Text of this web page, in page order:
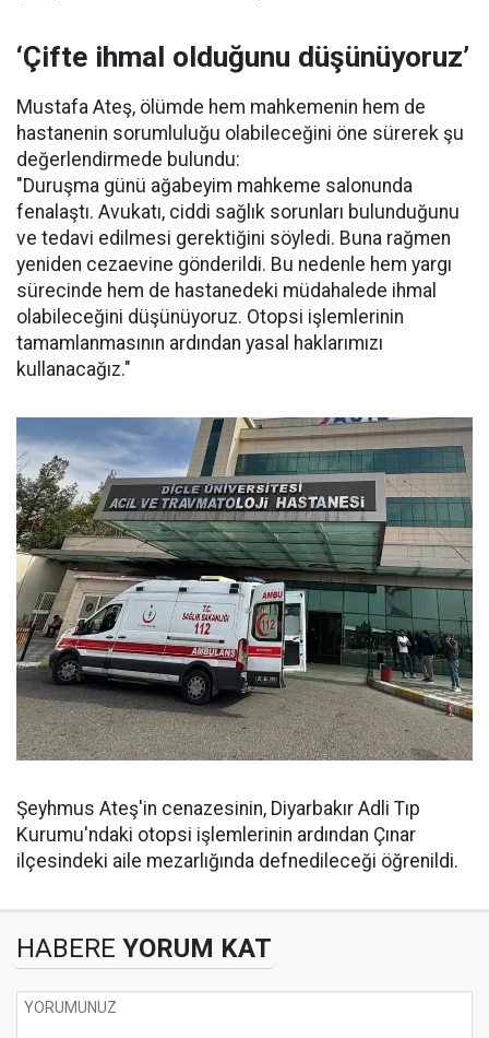
‘Çifte ihmal olduğunu düşünüyoruz’
Mustafa Ateş, ölümde hem mahkemenin hem de
hastanenin sorumluluğu olabileceğini öne sürerek şu
değerlendirmede bulundu:
"Duruşma günü ağabeyim mahkeme salonunda
fenalaştı. Avukatı, ciddi sağlık sorunları bulunduğunu
ve tedavi edilmesi gerektiğini söyledi. Buna rağmen
yeniden cezaevine gönderildi. Bu nedenle hem yargı
sürecinde hem de hastanedeki müdahalede ihmal
olabileceğini düşünüyoruz. Otopsi işlemlerinin
tamamlanmasının ardından yasal haklarımızı
kullanacağız."
Şeyhmus Ateş'in cenazesinin, Diyarbakır Adli Tıp
Kurumu'ndaki otopsi işlemlerinin ardından Çınar
ilçesindeki aile mezarlığında defnedileceği öğrenildi.
HABERE YORUM KAT